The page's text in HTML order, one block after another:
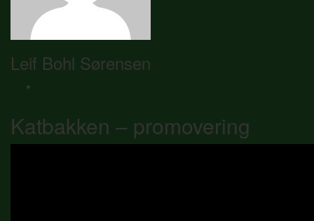
Leif Bohl Sørensen
Katbakken – promovering